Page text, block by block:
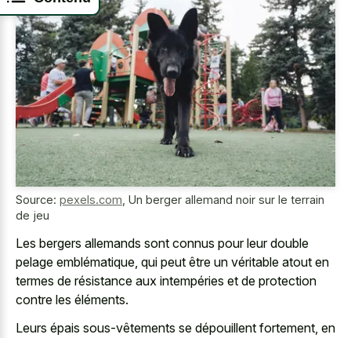
Source: pexels.com Un berger allemand noir sur le terrain
de jeu
Les bergers allemands sont connus pour leur double
pelage emblématique, qui peut être un véritable atout en
termes de résistance aux intempéries et de protection
contre les éléments.
Leurs épais sous-vêtements se dépouillent fortement, en